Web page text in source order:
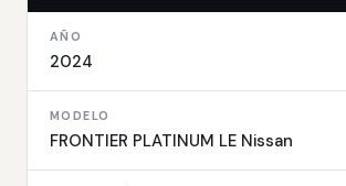
AÑO
2024
MODELO
FRONTIER PLATINUM LE Nissan